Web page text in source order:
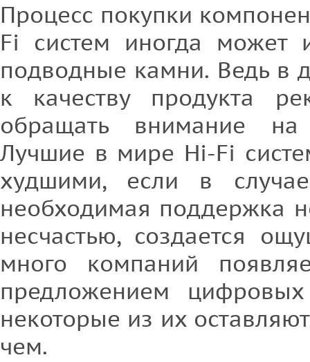
Процесс покупки
Fi систем иногда может
подводные камни. Ведь в
к качеству продукта
обращать внимание на
Лучшие в мире Hi-Fi
худшими, если в
необходимая поддержка
несчастью, создается
много компаний
предложением
некоторые из их
чем.